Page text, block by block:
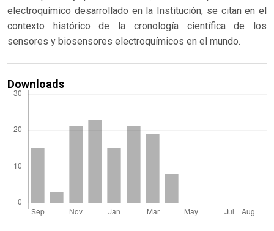
electroquímico desarrollado en la Institución, se citan en el
contexto histórico de la cronología científica de los
sensores y biosensores electroquímicos en el mundo.
Downloads